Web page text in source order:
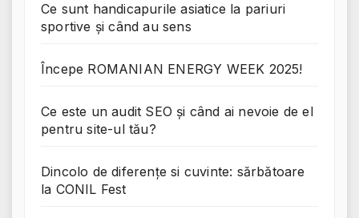
Ce sunt handicapurile asiatice la pariuri
sportive și când au sens
Începe ROMANIAN ENERGY WEEK 2025!
Ce este un audit SEO și când ai nevoie de el
pentru site-ul tău?
Dincolo de diferențe si cuvinte: sărbătoare
la CONIL Fest